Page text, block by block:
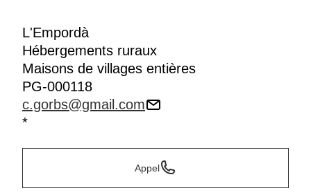
L'Empordà
Hébergements ruraux
Maisons de villages entières
PG-000118
c.gorbs@gmail.com
*
Appel